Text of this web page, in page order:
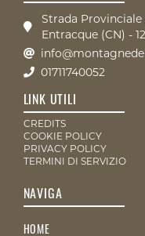
Strada Provinciale
Entracque (CN) -
01711740052
LINK UTILI
CREDITS
COOKIE POLICY
PRIVACY POLICY
TERMINI DI SERVIZIO
NAVIGA
HOME